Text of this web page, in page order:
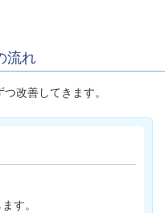
流れ
改善してきます。
す。